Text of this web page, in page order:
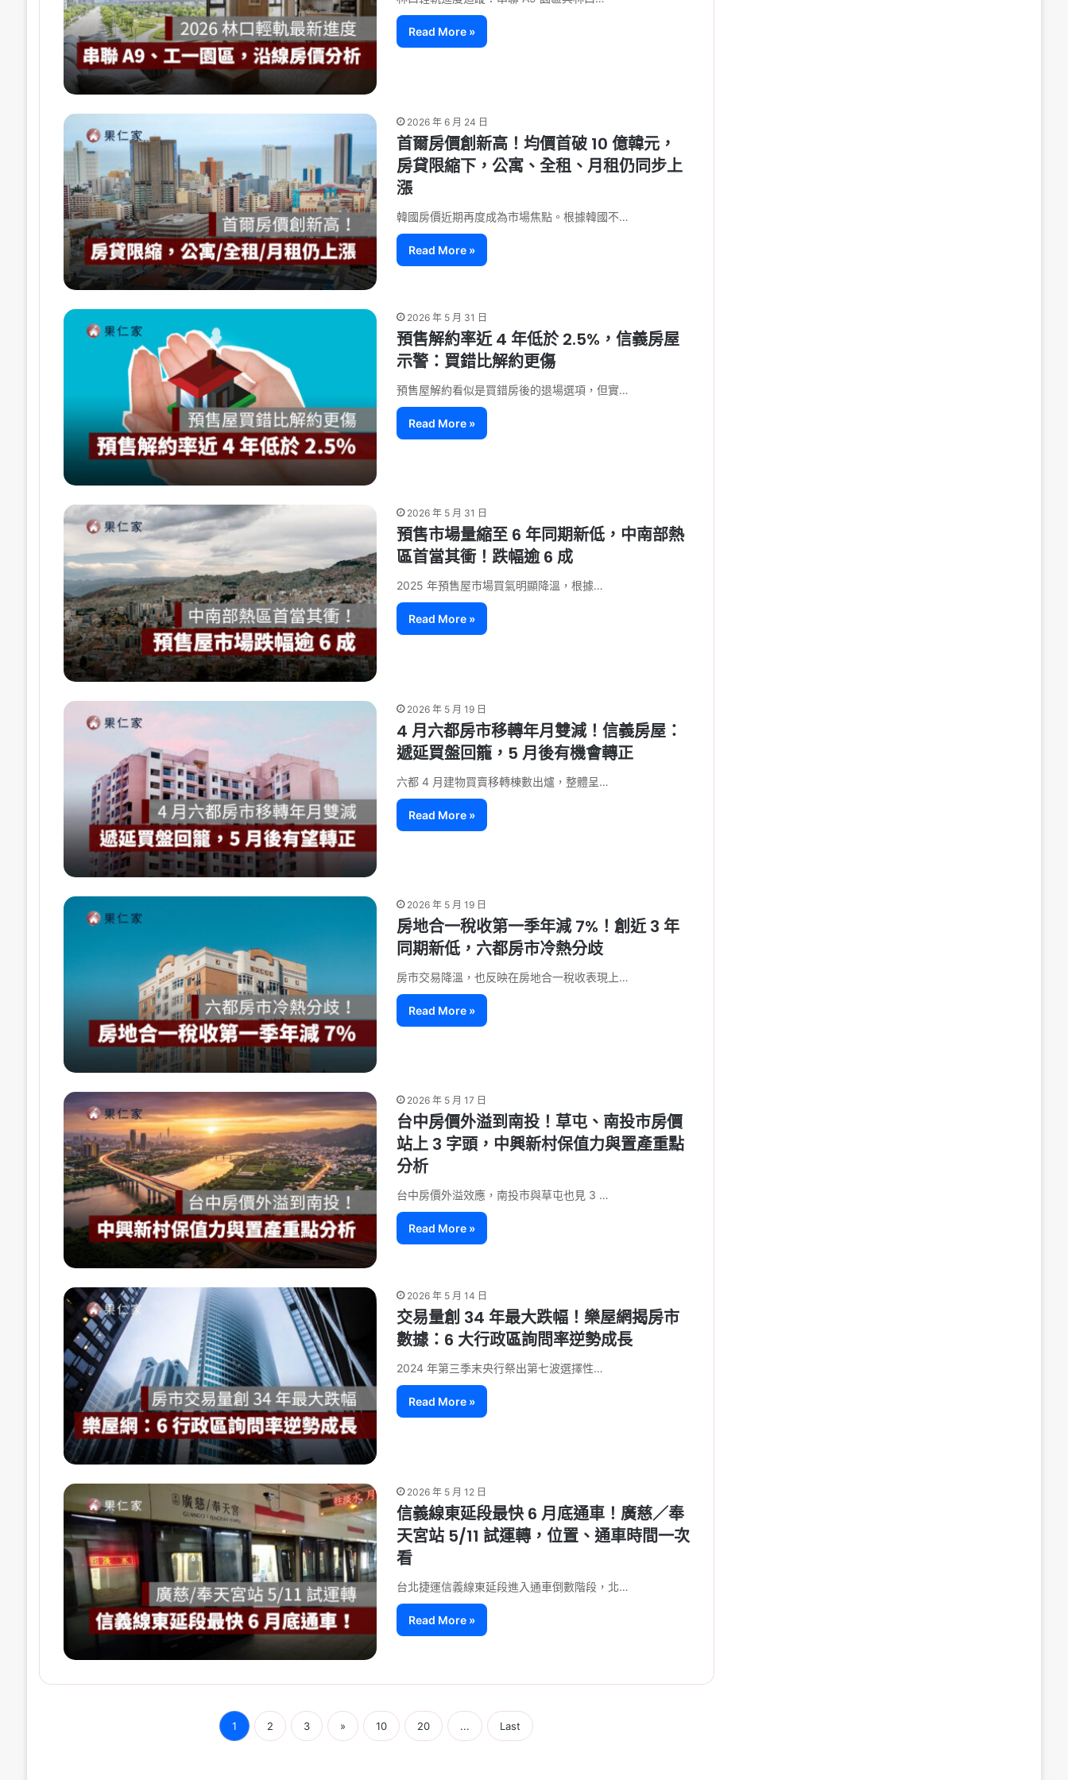
Read More »
2026 年 6 月 24 日
首爾房價創新高！均價首破 10 億韓元，
房貸限縮下，公寓、全租、月租仍同步上
漲
韓國房價近期再度成為市場焦點。根據韓國不…
Read More »
2026 年 5 月 31 日
預售解約率近 4 年低於 2.5%，信義房屋
示警：買錯比解約更傷
預售屋解約看似是買錯房後的退場選項，但實…
Read More »
2026 年 5 月 31 日
預售市場量縮至 6 年同期新低，中南部熱
區首當其衝！跌幅逾 6 成
2025 年預售屋市場買氣明顯降溫，根據…
Read More »
2026 年 5 月 19 日
4 月六都房市移轉年月雙減！信義房屋：
遞延買盤回籠，5 月後有機會轉正
六都 4 月建物買賣移轉棟數出爐，整體呈…
Read More »
2026 年 5 月 19 日
房地合一稅收第一季年減 7%！創近 3 年
同期新低，六都房市冷熱分歧
房市交易降溫，也反映在房地合一稅收表現上…
Read More »
2026 年 5 月 17 日
台中房價外溢到南投！草屯、南投市房價
站上 3 字頭，中興新村保值力與置產重點
分析
台中房價外溢效應，南投市與草屯也見 3 …
Read More »
2026 年 5 月 14 日
交易量創 34 年最大跌幅！樂屋網揭房市
數據：6 大行政區詢問率逆勢成長
2024 年第三季末央行祭出第七波選擇性…
Read More »
2026 年 5 月 12 日
信義線東延段最快 6 月底通車！廣慈／奉
天宮站 5/11 試運轉，位置、通車時間一次
看
台北捷運信義線東延段進入通車倒數階段，北…
Read More »
1 2 3 » 10 20 ... Last